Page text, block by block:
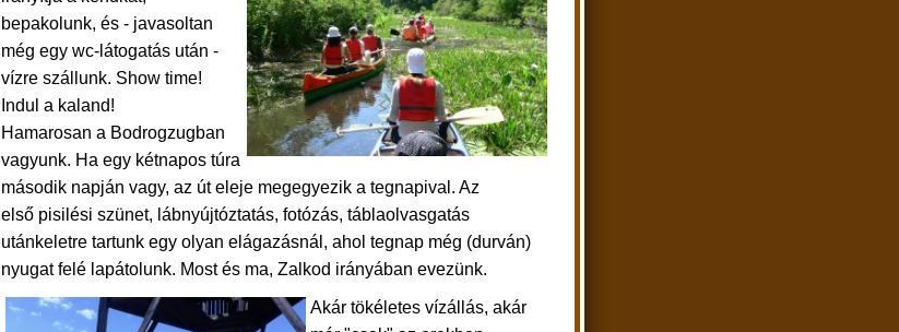
bepakolunk, és - javasoltan
még egy wc-látogatás után -
vízre szállunk. Show time!
Indul a kaland!
Hamarosan a Bodrogzugban
vagyunk. Ha egy kétnapos túra
második napján vagy, az út eleje megegyezik a tegnapival. Az
első pisilési szünet, lábnyújtóztatás, fotózás, táblaolvasgatás
utánkeletre tartunk egy olyan elágazásnál, ahol tegnap még (durván)
nyugat felé lapátolunk. Most és ma, Zalkod irányában evezünk.
Akár tökéletes vízállás, akár